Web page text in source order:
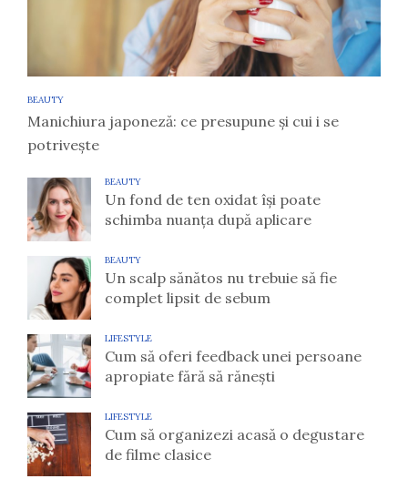
BEAUTY
Manichiura japoneză: ce presupune și cui i se
potrivește
BEAUTY
Un fond de ten oxidat își poate
schimba nuanța după aplicare
BEAUTY
Un scalp sănătos nu trebuie să fie
complet lipsit de sebum
LIFESTYLE
Cum să oferi feedback unei persoane
apropiate fără să rănești
LIFESTYLE
Cum să organizezi acasă o degustare
de filme clasice